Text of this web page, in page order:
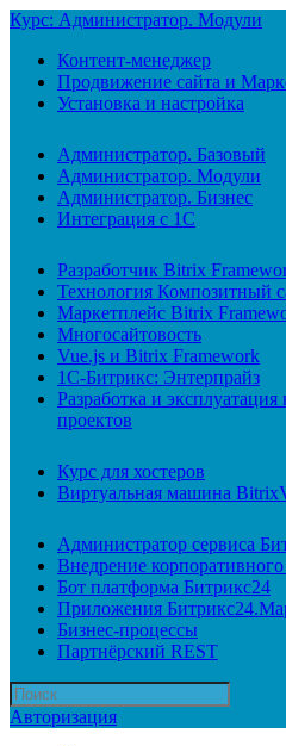
Курс: Администратор. Модули
Контент-менеджер
Продвижение сайта и
Установка и настройка
Администратор. Базовый
Администратор. Модули
Администратор. Бизнес
Интеграция с 1С
Разработчик Bitrix
Технология Композитный
Маркетплейс Bitrix
Многосайтовость
Vue.js и Bitrix Framework
1С-Битрикс: Энтерпрайз
Разработка и
проектов
Курс для хостеров
Виртуальная машина
Администратор сервиса
Внедрение корпоративного
Бот платформа Битрикс24
Приложения
Бизнес-процессы
Партнёрский REST
Авторизация